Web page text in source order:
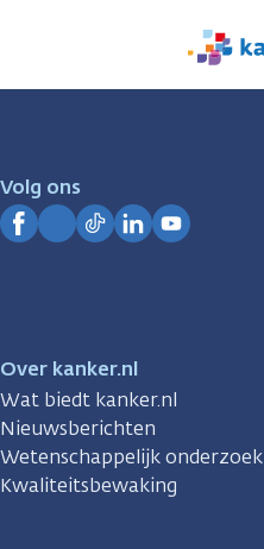
Volg ons
Over kanker.nl
Wat biedt kanker.nl
Nieuwsberichten
Wetenschappelijk onderzoek
Kwaliteitsbewaking